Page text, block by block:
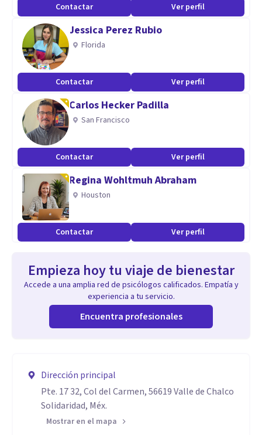
Contactar Ver perfil
Jessica Perez Rubio
Florida
Contactar Ver perfil
Carlos Hecker Padilla
San Francisco
Contactar Ver perfil
Regina Wohltmuh Abraham
Houston
Contactar Ver perfil
Empieza hoy tu viaje de bienestar
Accede a una amplia red de psicólogos calificados. Empatía y
experiencia a tu servicio.
Encuentra profesionales
Dirección principal
Pte. 17 32, Col del Carmen, 56619 Valle de Chalco
Solidaridad, Méx.
Mostrar en el mapa